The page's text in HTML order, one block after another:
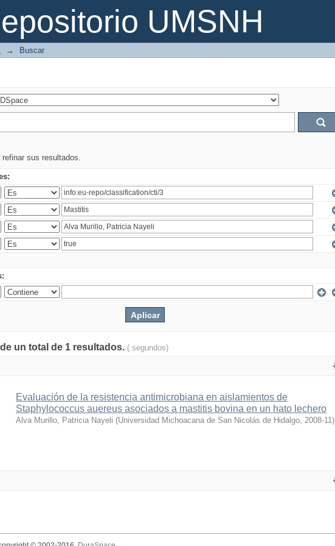
UMSNH
→ Buscar
sus resultados.
un total de 1 resultados. ( segundos)
Evaluación de la resistencia antimicrobiana en aislamientos de
Staphylococcus auereus asociados a mastitis bovina en un hato lechero
Alva Murillo, Patricia Nayeli (Universidad Michoacana de San Nicolás de Hidalgo, 2008-11)